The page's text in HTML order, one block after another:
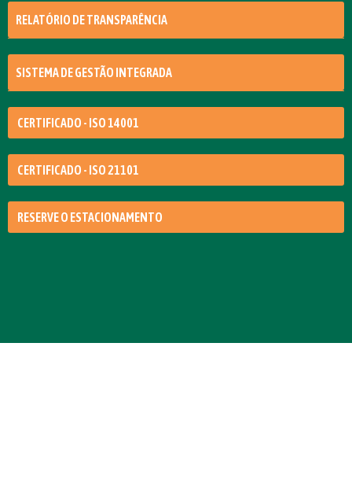
RELATÓRIO DE TRANSPARÊNCIA
SISTEMA DE GESTÃO INTEGRADA
CERTIFICADO - ISO 14001
CERTIFICADO - ISO 21101
RESERVE O ESTACIONAMENTO